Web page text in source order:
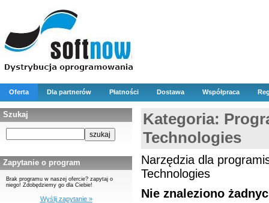
Oferta Dla partnerów Płatności Dostawa Współpraca
Szukaj
Zapytanie o program
Brak programu w naszej ofercie? zapytaj o
niego! Zdobędziemy go dla Ciebie!
Wyślij zapytanie »
Kategoria:
Technologies
Narzędzia dla
Technologies
Nie znaleziono